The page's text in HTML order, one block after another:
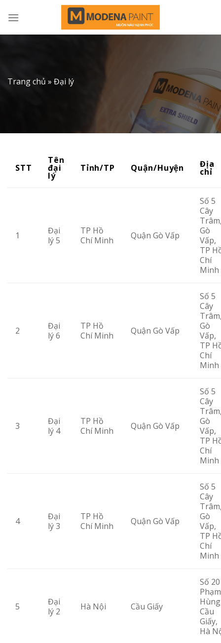
Trang chủ » Đại lý
STT
Tên
đại
lý
Tỉnh/TP Quận/Huyện Địa
chỉ
1
Đại
lý 5
TP Hồ
Chí Minh
Quận Gò Vấp
Số 5
Cây
Gò
Vấp,
TP
Chí
Minh
2
Đại
lý 6
TP Hồ
Chí Minh
Quận Gò Vấp
Số 5
Cây
Gò
Vấp,
TP
Chí
Minh
3
Đại
lý 4
TP Hồ
Chí Minh
Quận Gò Vấp
Số 5
Cây
Gò
Vấp,
TP
Chí
Minh
4
Đại
lý 3
TP Hồ
Chí Minh
Quận Gò Vấp
Số 5
Cây
Gò
Vấp,
TP
Chí
Minh
5
Đại
lý 2
Hà Nội Cầu Giấy
Số 20
Phạm
Cầu
Giấy,
Hà